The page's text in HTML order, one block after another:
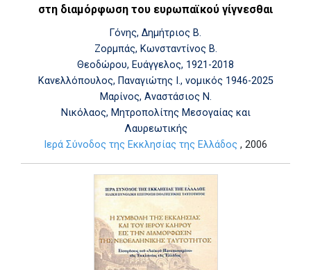
στη διαμόρφωση του ευρωπαϊκού γίγνεσθαι
Γόνης, Δημήτριος Β.
Ζορμπάς, Κωνσταντίνος Β.
Θεοδώρου, Ευάγγελος, 1921-2018
Κανελλόπουλος, Παναγιώτης Ι., νομικός 1946-2025
Μαρίνος, Αναστάσιος Ν.
Νικόλαος, Μητροπολίτης Μεσογαίας και
Λαυρεωτικής
Ιερά Σύνοδος της Εκκλησίας της Ελλάδος , 2006